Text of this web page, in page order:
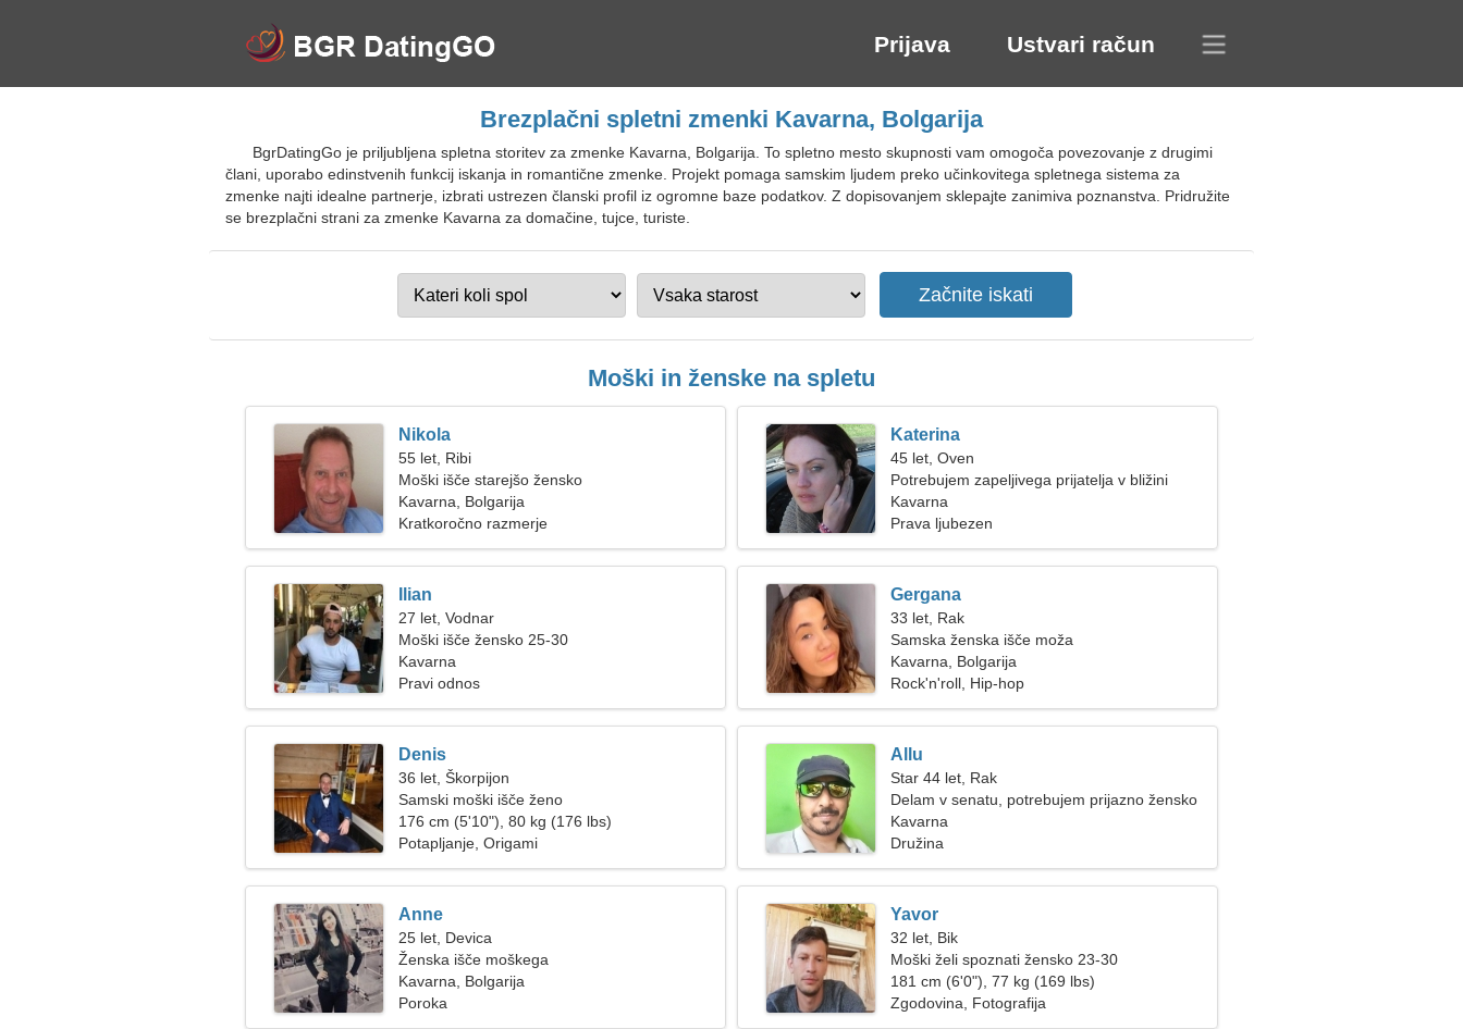
Prijava Ustvari račun
Brezplačni spletni zmenki Kavarna, Bolgarija
BgrDatingGo je priljubljena spletna storitev za zmenke Kavarna, Bolgarija. To spletno mesto skupnosti vam omogoča povezovanje z drugimi
člani, uporabo edinstvenih funkcij iskanja in romantične zmenke. Projekt pomaga samskim ljudem preko učinkovitega spletnega sistema za
zmenke najti idealne partnerje, izbrati ustrezen članski profil iz ogromne baze podatkov. Z dopisovanjem sklepajte zanimiva poznanstva. Pridružite
se brezplačni strani za zmenke Kavarna za domačine, tujce, turiste.
Moški in ženske na spletu
Nikola
55 let, Ribi
Moški išče starejšo žensko
Kavarna, Bolgarija
Kratkoročno razmerje
Katerina
45 let, Oven
Potrebujem zapeljivega prijatelja v bližini
Kavarna
Prava ljubezen
Ilian
27 let, Vodnar
Moški išče žensko 25-30
Kavarna
Pravi odnos
Gergana
33 let, Rak
Samska ženska išče moža
Kavarna, Bolgarija
Rock'n'roll, Hip-hop
Denis
36 let, Škorpijon
Samski moški išče ženo
176 cm (5'10"), 80 kg (176 lbs)
Potapljanje, Origami
Allu
Star 44 let, Rak
Delam v senatu, potrebujem prijazno žensko
Kavarna
Družina
Anne
25 let, Devica
Ženska išče moškega
Kavarna, Bolgarija
Poroka
Yavor
32 let, Bik
Moški želi spoznati žensko 23-30
181 cm (6'0"), 77 kg (169 lbs)
Zgodovina, Fotografija